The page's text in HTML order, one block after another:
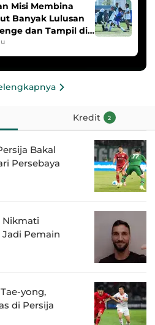
Misi Membina
Banyak Lulusan
dan Tampil di
Kredit 2
Bakal
Persebaya
Nikmati
Pemain
yong,
di Persija